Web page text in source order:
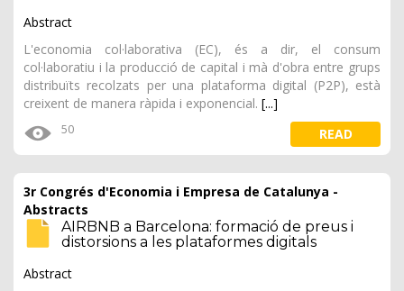
Abstract
L'economia col·laborativa (EC), és a dir, el consum
col·laboratiu i la producció de capital i mà d'obra entre grups
distribuïts recolzats per una plataforma digital (P2P), està
creixent de manera ràpida i exponencial. [...]
50 READ
3r Congrés d'Economia i Empresa de Catalunya -
Abstracts
AIRBNB a Barcelona: formació de preus i
distorsions a les plataformes digitals
Abstract